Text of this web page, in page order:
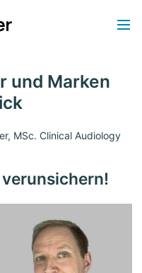
und Marken
MSc. Clinical Audiology